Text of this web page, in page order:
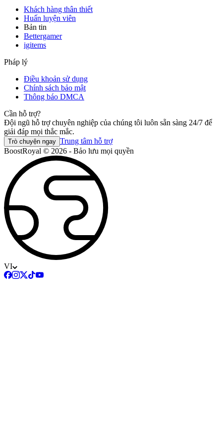
Khách hàng thân thiết
Huấn luyện viên
Bản tin
Bettergamer
igitems
Pháp lý
Điều khoản sử dụng
Chính sách bảo mật
Thông báo DMCA
Cần hỗ trợ?
Đội ngũ hỗ trợ chuyên nghiệp của chúng tôi luôn sẵn sàng 24/7 để
giải đáp mọi thắc mắc.
Trò chuyện ngay Trung tâm hỗ trợ
BoostRoyal © 2026 - Bảo lưu mọi quyền
VI